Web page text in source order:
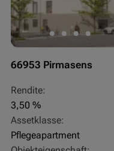
66953 Pirmasens
Rendite:
3,50 %
Assetklasse:
Pflegeapartment